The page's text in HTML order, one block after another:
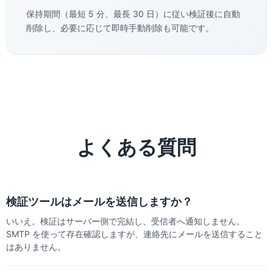
保持期間（最短 5 分、最長 30 日）に従い検証後に自動
削除し、必要に応じて即時手動削除も可能です。
よくある質問
検証ツールはメールを送信しますか？
いいえ。検証はサーバー側で完結し、受信者へ通知しません。
SMTP を使って存在確認しますが、連絡先にメールを送信すること
はありません。